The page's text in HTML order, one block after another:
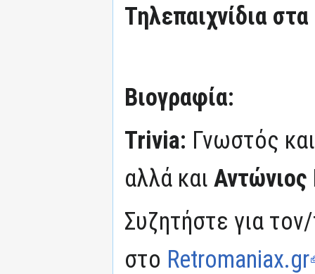
Τηλεπαιχνίδια
Βιογραφία:
Trivia: Γνωστός
αλλά και
Συζητήστε για
στο Retromaniax.gr